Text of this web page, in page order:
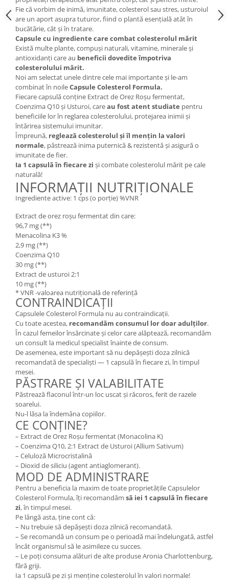
Fie că vorbim de inimă, imunitate, colesterol sau stres, usturoiul
are un aport asupra tuturor, fiind o plantă esențială atât în
bucătărie, cât și în tratare.
Capsule cu ingrediente care combat colesterolul mărit
Există multe plante, compuși naturali, vitamine, minerale și
antioxidanți care au beneficii dovedite împotriva
colesterolului mărit.
Noi am selectat unele dintre cele mai importante și le-am
combinat în noileCapsule Colesterol Formula.
Fiecare capsulă conține Extract de Orez Roșu fermentat,
Coenzima Q10 și Usturoi, careau fost atent studiate pentru
beneficiile lor în reglarea colesterolului, protejarea inimii și
întărirea sistemului imunitar.
Împreună, reglează colesterolul și îl mențin la valori
normale, păstrează inima puternică & rezistentă și asigură o
imunitate de fier.
Ia 1 capsulă în fiecare zi și combate colesterolul mărit pe cale
naturală!
INFORMAȚII NUTRIȚIONALE
Ingrediente active: 1 cps (o porție) %VNR
Extract de orez roșu fermentat din care:
96,7 mg (**)
Menacolina K3 %
2,9 mg (**)
Coenzima Q10
30 mg (**)
Extract de usturoi 2:1
10 mg (**)
* VNR -valoarea nutrițională de referință
CONTRAINDICAȚII
Capsulele Colesterol Formula nu au contraindicații.
Cu toate acestea, recomandăm consumul lor doar adulților.
În cazul femeilor însărcinate și celor care alăptează, recomandăm
un consult la medicul specialist înainte de consum.
De asemenea, este important să nu depășești doza zilnică
recomandată de specialiști — 1 capsulă în fiecare zi, în timpul
mesei.
PĂSTRARE ȘI VALABILITATE
Păstrează flaconul într-un loc uscat și răcoros, ferit de razele
soarelui.
Nu-l lăsa la îndemâna copiilor.
CE CONȚINE?
– Extract de Orez Roșu fermentat (Monacolina K)
– Coenzima Q10, 2:1 Extract de Usturoi (Allium Sativum)
– Celuloză Microcristalină
– Dioxid de siliciu (agent antiaglomerant).
MOD DE ADMINISTRARE
Pentru a beneficia la maxim de toate proprietățile Capsulelor
Colesterol Formula, îți recomandăm să iei 1 capsulă în fiecare
zi, în timpul mesei.
Pe lângă asta, ține cont că:
– Nu trebuie să depășești doza zilnică recomandată.
– Se recomandă un consum pe o perioadă mai îndelungată, astfel
încât organismul să le asimileze cu succes.
– Le poți consuma alături de alte produse Aronia Charlottenburg,
fără griji.
Ia 1 capsulă pe zi și menține colesterolul în valori normale!